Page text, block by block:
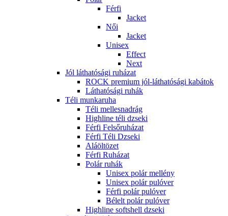
Férfi
Jacket
Női
Jacket
Unisex
Effect
Next
Jól láthatósági ruházat
ROCK premium jól-láthatósági kabátok
Láthatósági ruhák
Téli munkaruha
Téli mellesnadrág
Highline téli dzseki
Férfi Felsőruházat
Férfi Téli Dzseki
Aláöltözet
Férfi Ruházat
Polár ruhák
Unisex polár mellény
Unisex polár pulóver
Férfi polár pulóver
Bélelt polár pulóver
Highline softshell dzseki